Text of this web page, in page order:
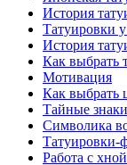
История
Татуировки
История
Как выбрать
Мотивация
Как выбрать
Тайные знаки
Символикa
Татуировки-
Работa с хнoй